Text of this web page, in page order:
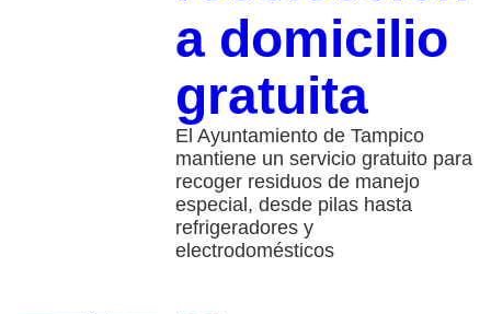
a domicilio
gratuita
El Ayuntamiento de Tampico
mantiene un servicio gratuito para
recoger residuos de manejo
especial, desde pilas hasta
refrigeradores y
electrodomésticos